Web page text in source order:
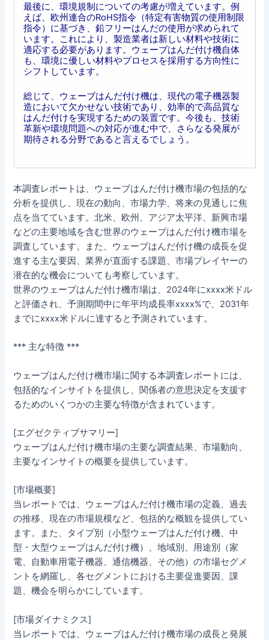
最後に、環境規制についての考慮が増えています。例
えば、欧州連合のRoHS指令（特定有害物質の使用制限
指令）に基づき、鉛フリーはんだの使用が求められて
います。これにより、製造業者は新しい材料や技術に
適応する必要があります。ウェーブはんだ付け機自体
も、環境に優しい材料やプロセスを採用する方向性に
シフトしています。
総じて、ウェーブはんだ付け機は、現代の電子機器製
造において欠かせない技術であり、効率的で高品質な
はんだ付けを実現するための装置です。今後も、技術
革新や環境問題への対応が進む中で、さらなる発展が
期待される分野であると言えるでしょう。
本調査レポートは、ウェーブはんだ付け機市場の包括的な
分析を提供し、現在の動向、市場力学、将来の見通しに焦
点を当てています。北米、欧州、アジア太平洋、新興市場
などの主要地域を含む世界のウェーブはんだ付け機市場を
調査しています。また、ウェーブはんだ付け機の成長を促
進する主な要因、業界が直面する課題、市場プレイヤーの
潜在的な機会についても考察しています。
世界のウェーブはんだ付け機市場は、2024年にxxxx米ドル
と評価され、予測期間中に年平均成長率xxxx%で、2031年
までにxxxx米ドルに達すると予測されています。
*** 主な特徴 ***
ウェーブはんだ付け機市場に関する本調査レポートには、
包括的なインサイトを提供し、関係者の意思決定を支援す
るためのいくつかの主要な特徴が含まれています。
[エグゼクティブサマリー]
ウェーブはんだ付け機市場の主要な調査結果、市場動向、
主要なインサイトの概要を提供しています。
[市場概要]
当レポートでは、ウェーブはんだ付け機市場の定義、過去
の推移、現在の市場規模など、包括的な概観を提供してい
ます。また、タイプ別（小型ウェーブはんだ付け機、中
型・大型ウェーブはんだ付け機）、地域別、用途別（家
電、自動車用電子機器、通信機器、その他）の市場セグメ
ントを網羅し、各セグメントにおける主要促進要因、課
題、機会を明らかにしています。
[市場ダイナミクス]
当レポートでは、ウェーブはんだ付け機市場の成長と発展